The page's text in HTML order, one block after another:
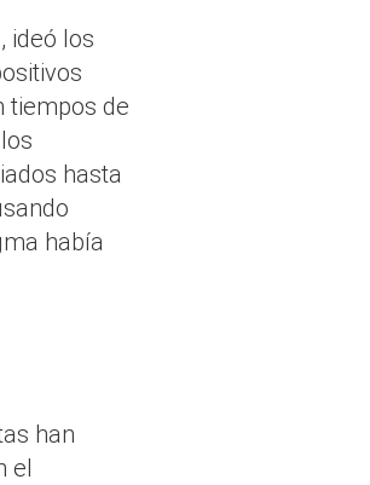
ideó los
tiempos de
hasta
había
han
el